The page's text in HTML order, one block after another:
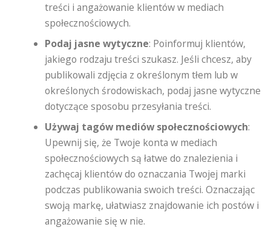
treści i angażowanie klientów w mediach
społecznościowych.
Podaj jasne wytyczne: Poinformuj klientów,
jakiego rodzaju treści szukasz. Jeśli chcesz, aby
publikowali zdjęcia z określonym tłem lub w
określonych środowiskach, podaj jasne wytyczne
dotyczące sposobu przesyłania treści.
Używaj tagów mediów społecznościowych:
Upewnij się, że Twoje konta w mediach
społecznościowych są łatwe do znalezienia i
zachęcaj klientów do oznaczania Twojej marki
podczas publikowania swoich treści. Oznaczając
swoją markę, ułatwiasz znajdowanie ich postów i
angażowanie się w nie.